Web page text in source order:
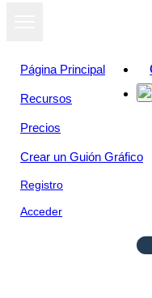
Página Principal
Recursos
Precios
Crear un Guión Gráfico
Registro
Acceder